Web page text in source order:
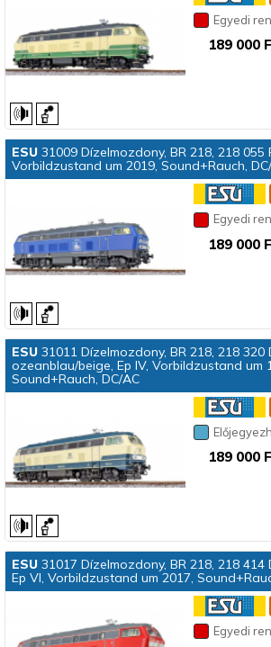
Egyedi
189 000
ESU31009 Dízelmozdony, BR 218, 218 055
Vorbildzustand um 2019, Sound+Rauch,
Egyedi
189 000
ESU31011 Dízelmozdony, BR 218, 218 320
ozeanblau/beige, Ep IV, Vorbildzustand um
Sound+Rauch, DC/AC
189 000
ESU31017 Dízelmozdony, BR 218, 218 414
Ep VI, Vorbildzustand um 2017,
Egyedi